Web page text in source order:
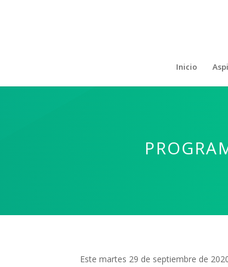
Inicio
Este martes 29 de septiembre de